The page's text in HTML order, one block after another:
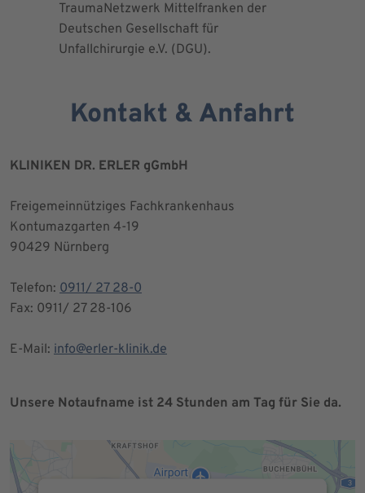
TraumaNetzwerk Mittelfranken der
Deutschen Gesellschaft für
Unfallchirurgie e.V. (DGU).
Kontakt & Anfahrt
KLINIKEN DR. ERLER gGmbH
Freigemeinnütziges Fachkrankenhaus
Kontumazgarten 4-19
90429 Nürnberg
Telefon: 0911/ 27 28-0
Fax: 0911/ 27 28-106
E-Mail: info@erler-klinik.de
Unsere Notaufname ist 24 Stunden am Tag für Sie da.